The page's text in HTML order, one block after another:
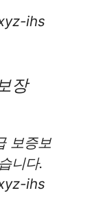
ihs
장
보증보
니다.
ihs